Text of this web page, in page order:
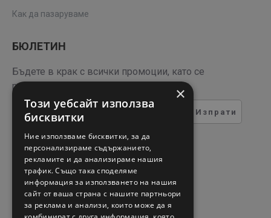
Как да пазаруваме
БЮЛЕТИН
Бъдете в крак с всички промоции, като се
регистрирате за нашия бюлетин
Изпрати
ТЕСТ ЗА СИГУРНОСТ
Въведете кода в полето
отдолу
×
Този уебсайт използва
бисквитки
Ние използваме бисквитки, за да
персонализираме съдържанието,
рекламите и да анализираме нашия
трафик. Също така споделяме
информация за използването на нашия
сайт от ваша страна с нашите партньори
за реклама и анализи, които може да я